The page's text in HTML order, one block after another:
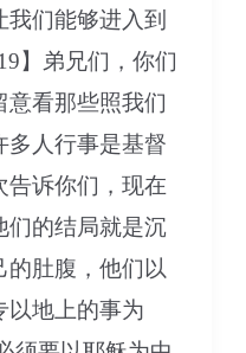
们能够进入到
】弟兄们，你们
意看那些照我们
多人行事是基督
告诉你们，现在
们的结局就是沉
的肚腹，他们以
以地上的事为